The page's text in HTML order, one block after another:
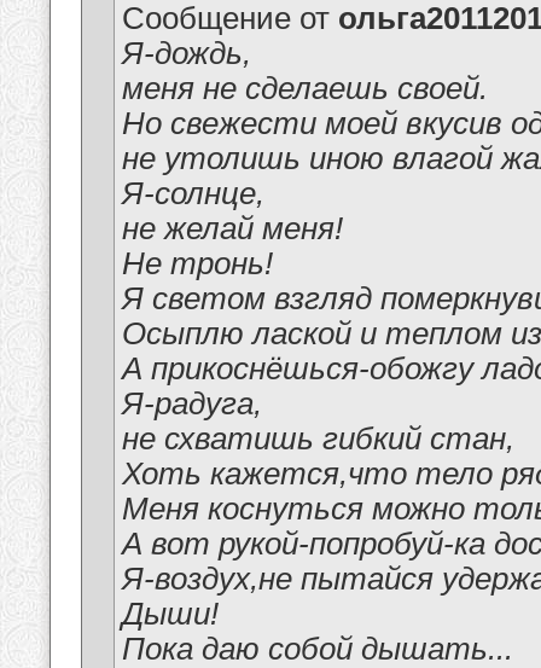
Сообщение от
Я-дождь,
меня не сделаешь своей.
Но свежести моей вкусив
не утолишь иною влагой
Я-солнце,
не желай меня!
Не тронь!
Я светом взгляд
Осыплю лаской и теплом
А прикоснёшься-обожгу
Я-радуга,
не схватишь гибкий стан,
Хоть кажется,что тело
Меня коснуться можно
А вот рукой-попробуй-ка
Я-воздух,не пытайся
Дыши!
Пока даю собой дышать...